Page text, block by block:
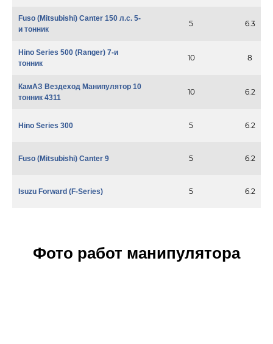
Fuso (Mitsubishi) Canter 150 л.с. 5-
и тонник
5 6.3
Hino Series 500 (Ranger) 7-и
тонник
10 8
КамАЗ Вездеход Манипулятор 10
тонник 4311
10 6.2
Hino Series 300 5 6.2
Fuso (Mitsubishi) Canter 9 5 6.2
Isuzu Forward (F-Series) 5 6.2
Фото работ манипулятора